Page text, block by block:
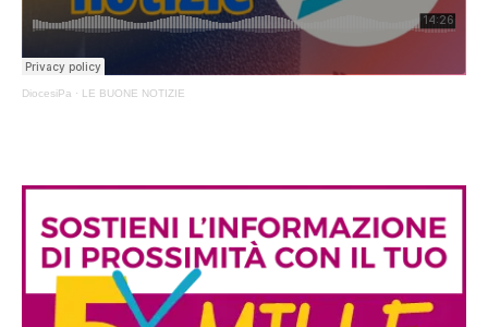
DiocesiPa · LE BUONE NOTIZIE